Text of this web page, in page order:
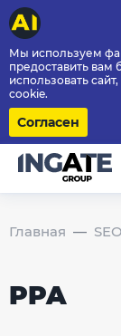
Мы используем
предоставить
использовать
cookie.
Согласен
Главная
PPA